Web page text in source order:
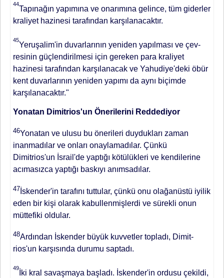
44
Tapına­ğın yapımına ve onarımına gelince, tüm giderler
kraliyet hazinesi tarafın­dan karşılanacaktır.
45
Yeruşalim'in du­varlarının yeniden yapılması ve çev­
resinin güçlendirilmesi için gereken para kraliyet
hazinesi tarafından kar­şılanacak ve Yahudiye'deki öbür
kent duvarlarının yeniden yapımı da aynı biçimde
karşılanacaktır."
Yonatan Dimitrios'un Önerilerini Reddediyor
46Yonatan ve ulusu bu önerileri duydukları zaman
inanmadılar ve onla­rı onaylamadılar. Çünkü
Dimitrios'un İsrail'de yaptığı kötülükleri ve kendi­lerine
acımasızca yaptığı baskıyı anım­sadılar.
47 İskender'in tarafını tuttular, çünkü onu olağanüstü iyilik
eden bir ki­şi olarak kabullenmişlerdi ve sürekli onun
müttefiki oldular.
48Ardından İs­kender büyük kuvvetler topladı, Dimit­
rios'un karşısında durumu saptadı.
49
İki kral savaşmaya başladı. İskender'in or­dusu çekildi,